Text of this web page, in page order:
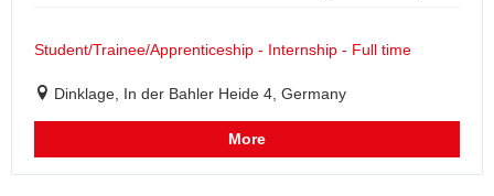
Student/Trainee/Apprenticeship - Internship - Full time
Dinklage, In der Bahler Heide 4, Germany
More